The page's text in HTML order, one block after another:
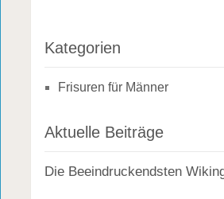
Kategorien
Frisuren für Männer
Aktuelle Beiträge
Die Beeindruckendsten